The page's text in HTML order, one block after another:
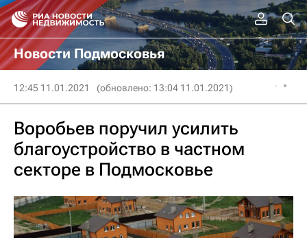
Новости Подмосковья
12:45 11.01.2021 (обновлено: 13:04 11.01.2021)
Воробьев поручил усилить
благоустройство в частном
секторе в Подмосковье